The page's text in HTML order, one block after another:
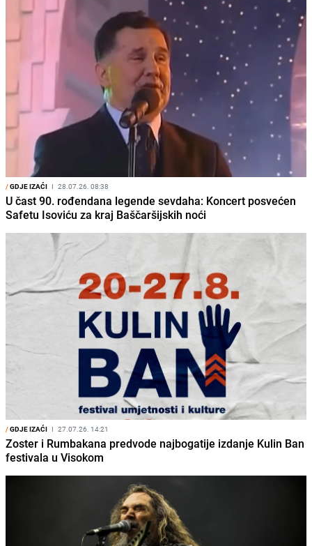
/GDJE IZAĆI I 28.07.26. 08:38
U čast 90. rođendana legende sevdaha: Koncert posvećen
Safetu Isoviću za kraj Baščaršijskih noći
/GDJE IZAĆI I 27.07.26. 14:21
Zoster i Rumbakana predvode najbogatije izdanje Kulin Ban
festivala u Visokom